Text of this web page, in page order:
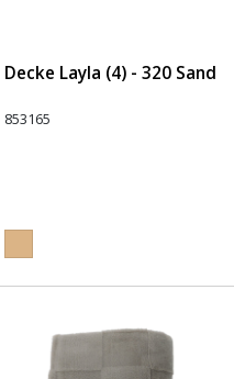
Decke Layla (4) - 320 Sand
853165